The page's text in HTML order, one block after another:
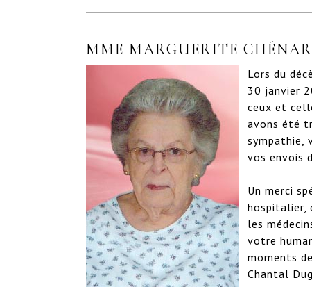
MME MARGUERITE
Lors du
30 janvier
ceux et
avons été
sympathie,
vos envois
Un merci
hospitalier,
les
votre
moments
Chantal